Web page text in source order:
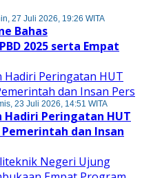
27 Juli 2026, 19:26 WITA
Bahas
2025 serta Empat
23 Juli 2026, 14:51 WITA
Peringatan HUT
Pemerintah dan Insan